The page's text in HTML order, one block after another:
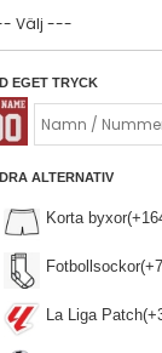
EGET TRYCK
ALTERNATIV
Korta
La Liga